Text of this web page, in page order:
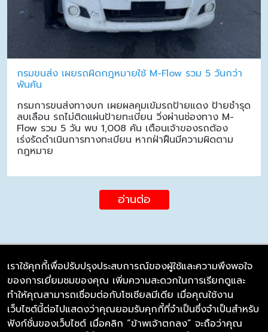
กรมขนส่ง เผยรถผิดกฎหมายใช้ M-Flow รวม 5 วันกว่า
พันคัน
กรมการขนส่งทางบก เผยผลคุมเข้มรถป้ายแดง ป้ายชำรุด
ลบเลือน รถไม่ติดแผ่นป้ายทะเบียน วิ่งผ่านช่องทาง M-
Flow รวม 5 วัน พบ 1,008 คัน เตือนเจ้าของรถต้อง
เร่งรัดดำเนินการทางทะเบียน หากฝ่าฝืนมีความผิดตาม
กฎหมาย
อ่านต่อ
บริษัท ซิมลิงค์ จำกัด
98/226 Bangrakyai-Baanmai Road,
Bangyai, Nonthaburi 11140
เราใช้คุกกี้เพื่อปรับปรุงประสบการณ์ของผู้ใช้และความพึงพอใจ
ของการเยี่ยมชมของคุณ เพิ่มความสะดวกในการเรียกดูและ
ทำให้คุณสามารถเชื่อมต่อกับโซเชียลมีเดีย เมื่อคุณใช้งาน
เว็บไซต์นี้ต่อไปแสดงว่าคุณยอมรับคุกกี้ที่จำเป็นซึ่งจำเป็นสำหรับ
ฟังก์ชั่นของเว็บไซต์ เมื่อคลิก “ข้าพเจ้าตกลง” จะถือว่าคุณ